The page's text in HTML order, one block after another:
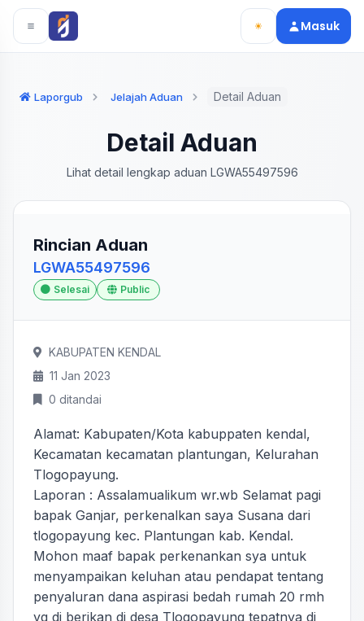
Langsung ke konten utama
Langsung ke navigasi
Masuk
Laporgub Jelajah Aduan Detail Aduan
Detail Aduan
Lihat detail lengkap aduan LGWA55497596
Rincian Aduan
LGWA55497596
Selesai Public
KABUPATEN KENDAL
11 Jan 2023
0 ditandai
Alamat: Kabupaten/Kota kabuppaten kendal,
Kecamatan kecamatan plantungan, Kelurahan
Tlogopayung.
Laporan : Assalamualikum wr.wb Selamat pagi
bapak Ganjar, perkenalkan saya Susana dari
tlogopayung kec. Plantungan kab. Kendal.
Mohon maaf bapak perkenankan sya untuk
menyampaikan keluhan atau pendapat tentang
penyaluran dana aspirasi bedah rumah 20 rmh
yg di berikan di desa Tlogopayung tepatnya di